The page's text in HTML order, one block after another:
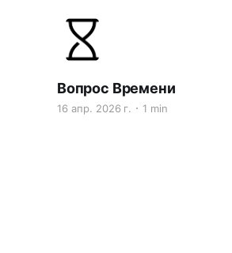
Вопрос Времени
16 апр. 2026 г. 1 min